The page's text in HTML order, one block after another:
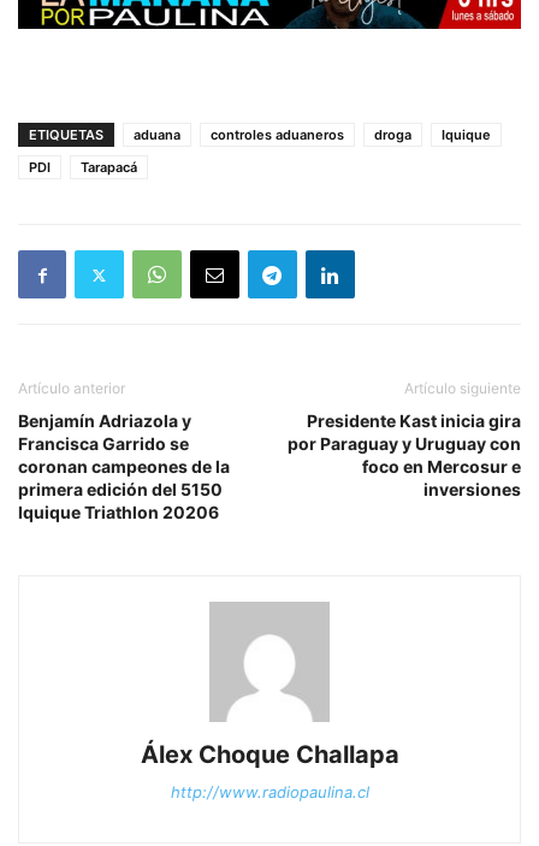
ETIQUETAS aduana controles aduaneros droga
Iquique
PDI
Tarapacá
Artículo anterior
Benjamín Adriazola y
Francisca Garrido se
coronan campeones de la
primera edición del 5150
Iquique Triathlon 20206
Artículo siguiente
Presidente Kast inicia gira
por Paraguay y Uruguay con
foco en Mercosur e
inversiones
Álex Choque Challapa
http://www.radiopaulina.cl